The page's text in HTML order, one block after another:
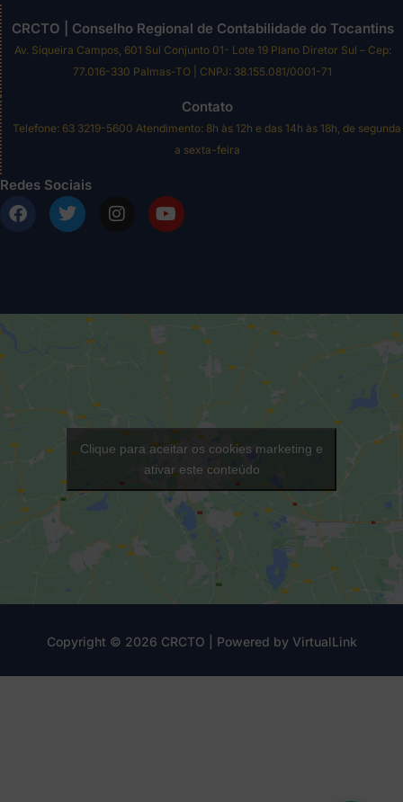
CRCTO | Conselho Regional de Contabilidade do Tocantins
Av. Siqueira Campos, 601 Sul Conjunto 01- Lote 19 Plano Diretor Sul – Cep:
77.016-330 Palmas-TO | CNPJ: 38.155.081/0001-71
Contato
Telefone: 63 3219-5600 Atendimento: 8h às 12h e das 14h às 18h, de segunda
a sexta-feira
Redes Sociais
Clique para aceitar os cookies marketing e
ativar este conteúdo
Copyright © 2026 CRCTO | Powered by VirtualLink